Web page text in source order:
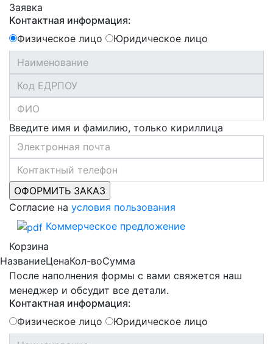
Заявка
Контактная информация:
Физическое лицо
Юридическое лицо
Введите имя и фамилию, только кириллица
Согласие на условия пользования
Коммерческое предложение
Корзина
НазваниеЦенаКол-воСумма
После наполнения формы с вами свяжется наш
менеджер и обсудит все детали.
Контактная информация:
Физическое лицо
Юридическое лицо